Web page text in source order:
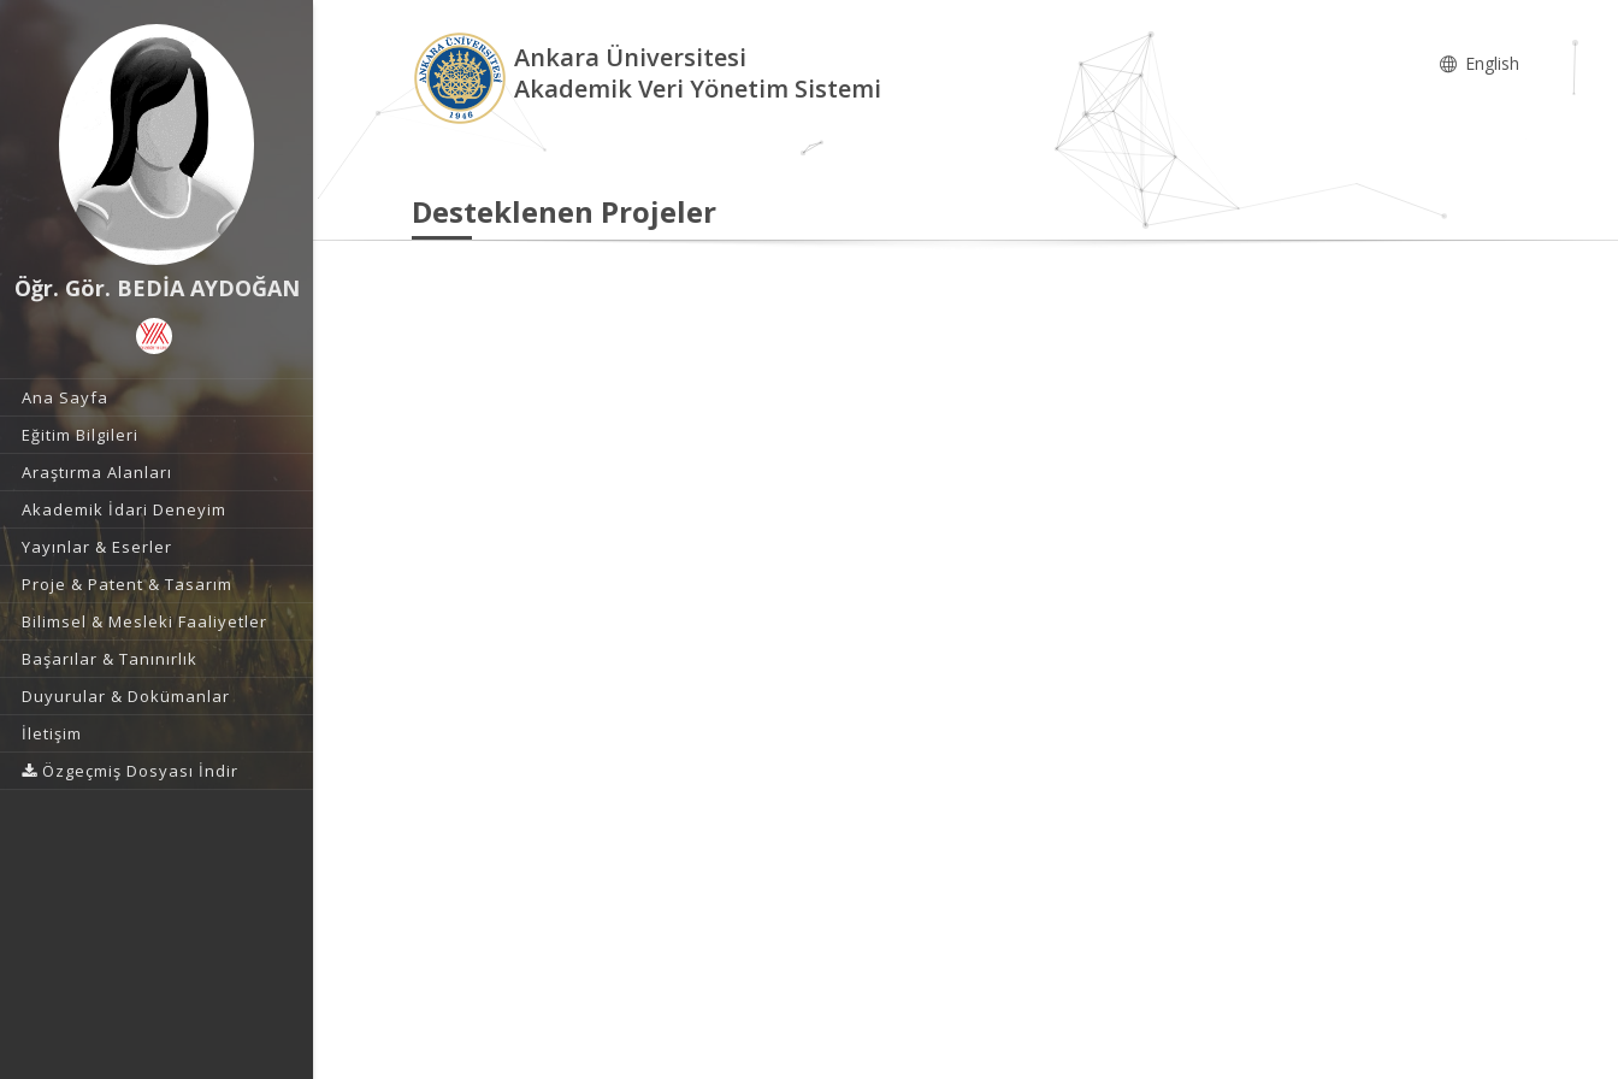
Öğr. Gör. BEDİA AYDOĞAN
Ana Sayfa
Eğitim Bilgileri
Araştırma Alanları
Akademik İdari Deneyim
Yayınlar & Eserler
Proje & Patent & Tasarım
Bilimsel & Mesleki Faaliyetler
Başarılar & Tanınırlık
Duyurular & Dokümanlar
İletişim
Özgeçmiş Dosyası İndir
Ankara Üniversitesi
Akademik Veri Yönetim Sistemi
English
Desteklenen Projeler